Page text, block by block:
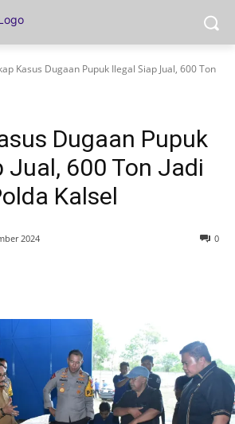
Kasus Dugaan Pupuk Ilegal Siap Jual, 600 Ton
Dugaan Pupuk
Jual, 600 Ton Jadi
Kalsel
2024 0